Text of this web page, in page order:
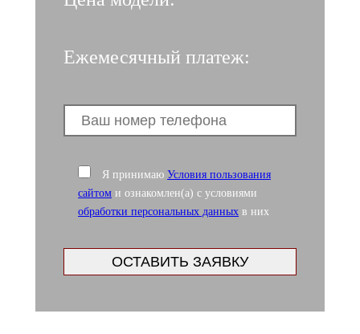
Я принимаю Условия пользования
сайтом и ознакомлен(а) с условиями
обработки персональных данных в них